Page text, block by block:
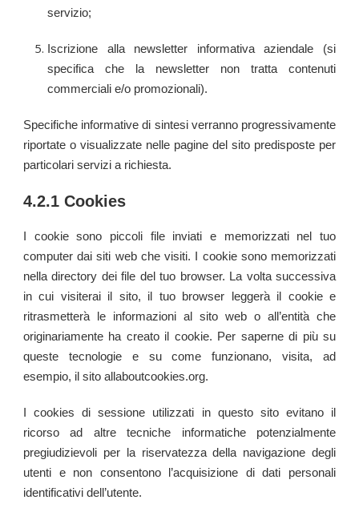
servizio;
Iscrizione alla newsletter informativa aziendale (si
specifica che la newsletter non tratta contenuti
commerciali e/o promozionali).
Specifiche informative di sintesi verranno progressivamente
riportate o visualizzate nelle pagine del sito predisposte per
particolari servizi a richiesta.
4.2.1 Cookies
I cookie sono piccoli file inviati e memorizzati nel tuo
computer dai siti web che visiti. I cookie sono memorizzati
nella directory dei file del tuo browser. La volta successiva
in cui visiterai il sito, il tuo browser leggerail cookie e
ritrasmettera le informazioni al sito web o all’entita che
originariamente ha creato il cookie. Per saperne di piusu
queste tecnologie e su come funzionano, visita, ad
esempio, il sito allaboutcookies.org.
I cookies di sessione utilizzati in questo sito evitano il
ricorso ad altre tecniche informatiche potenzialmente
pregiudizievoli per la riservatezza della navigazione degli
utenti e non consentono l’acquisizione di dati personali
identificativi dell’utente.